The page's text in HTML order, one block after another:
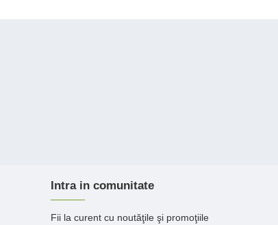
Intra in comunitate
Fii la curent cu noutăţile şi promoţiile